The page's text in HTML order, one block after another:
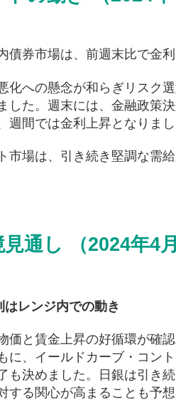
債券市場は、前週末比で金
化への懸念が和らぎリスク
した。週末には、金融政策
週間では金利上昇となりまし
市場は、引き続き堅調な需給
通し （2024年4月
はレンジ内での動き
価と賃金上昇の好循環が確
に、イールドカーブ・コン
も決めました。日銀は引き
する関心が高まることも予